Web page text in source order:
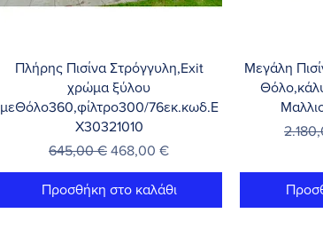
Γρήγορη προβολή
Πλήρης Πισίνα Στρόγγυλη,Exit
χρώμα ξύλου
μεΘόλο360,φίλτρο300/76εκ.κωδ.Ε
Χ30321010
Κανονική τιμή
645,00 € Τιμή Έκπτωσης
468,00 €
Προσθήκη στο καλάθι
Μεγάλη